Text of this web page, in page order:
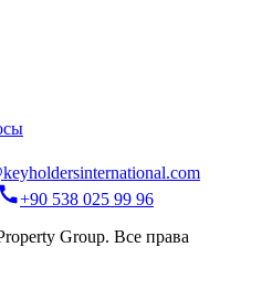
+90 538 025 99 96
Group. Все права